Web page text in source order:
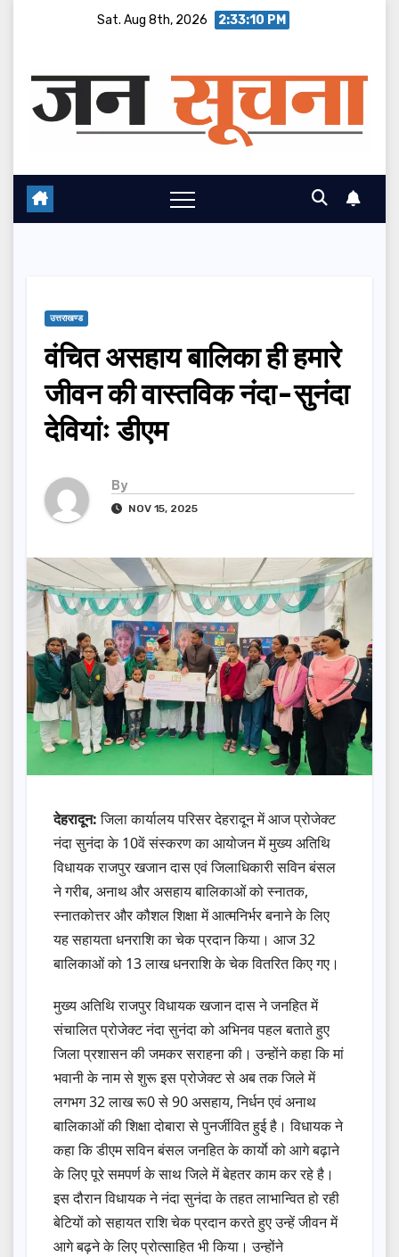
Sat. Aug 8th, 2026 2:33:11 PM
उत्तराखण्ड
वंचित असहाय बालिका ही हमारे
जीवन की वास्तविक नंदा-सुनंदा
देवियांः डीएम
By
NOV 15, 2025
देहरादून:जिला कार्यालय परिसर देहरादून में आज प्रोजेक्ट
नंदा सुनंदा के 10वें संस्करण का आयोजन में मुख्य अतिथि
विधायक राजपुर खजान दास एवं जिलाधिकारी सविन बंसल
ने गरीब, अनाथ और असहाय बालिकाओं को स्नातक,
स्नातकोत्तर और कौशल शिक्षा में आत्मनिर्भर बनाने के लिए
यह सहायता धनराशि का चेक प्रदान किया। आज 32
बालिकाओं को 13 लाख धनराशि के चेक वितरित किए गए।
मुख्य अतिथि राजपुर विधायक खजान दास ने जनहित में
संचालित प्रोजेक्ट नंदा सुनंदा को अभिनव पहल बताते हुए
जिला प्रशासन की जमकर सराहना की। उन्होंने कहा कि मां
भवानी के नाम से शुरू इस प्रोजेक्ट से अब तक जिले में
लगभग 32 लाख रू0 से 90 असहाय, निर्धन एवं अनाथ
बालिकाओं की शिक्षा दोबारा से पुनर्जीवित हुई है। विधायक ने
कहा कि डीएम सविन बंसल जनहित के कार्याे को आगे बढ़ाने
के लिए पूरे समपर्ण के साथ जिले में बेहतर काम कर रहे है।
इस दौरान विधायक ने नंदा सुनंदा के तहत लाभान्वित हो रही
बेटियों को सहायत राशि चेक प्रदान करते हुए उन्हें जीवन में
आगे बढ़ने के लिए प्रोत्साहित भी किया। उन्होंने